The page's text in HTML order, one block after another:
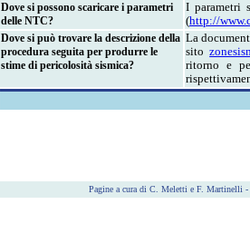
Dove si possono scaricare i parametri
delle NTC?
I parametri
(http://
Dove si può trovare la descrizione della
procedura seguita per produrre le
stime di pericolosità sismica?
La
sito
ritorno e
Pagine a cura di C. Meletti e F. Martinelli -